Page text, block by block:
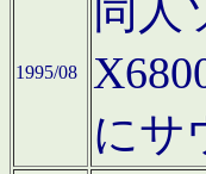
1995/08
同人
にサ